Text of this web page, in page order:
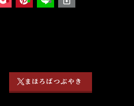
まほろばつぶやき